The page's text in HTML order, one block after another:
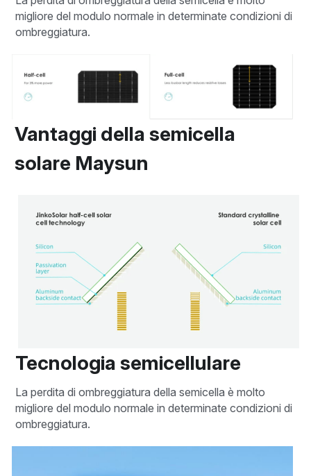
migliore del modulo normale in determinate condizioni di
ombreggiatura.
Vantaggi della semicella
solare Maysun
Tecnologia semicellulare
La perdita di ombreggiatura della semicella è molto
migliore del modulo normale in determinate condizioni di
ombreggiatura.